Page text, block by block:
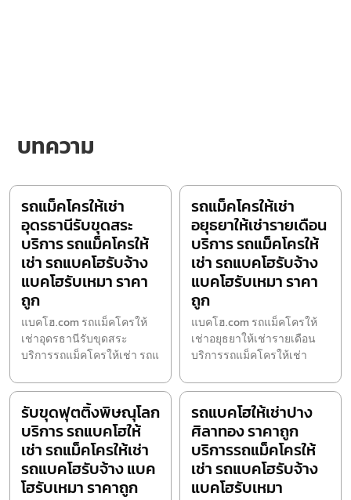
บทความ
รถแม็คโครให้เช่า
อุดรธานีรับขุดสระ
บริการ รถแม็คโครให้
เช่า รถแบคโฮรับจ้าง
แบคโฮรับเหมา ราคา
ถูก
แบคโฮ.com รถแม็คโครให้
เช่าอุดรธานีรับขุดสระ
บริการรถแม็คโครให้เช่า รถแ
รถแม็คโครให้เช่า
อยุธยาให้เช่ารายเดือน
บริการ รถแม็คโครให้
เช่า รถแบคโฮรับจ้าง
แบคโฮรับเหมา ราคา
ถูก
แบคโฮ.com รถแม็คโครให้
เช่าอยุธยาให้เช่ารายเดือน
บริการรถแม็คโครให้เช่า
รับขุดฟุตติ้งพิษณุโลก
บริการ รถแบคโฮให้
เช่า รถแม็คโครให้เช่า
รถแบคโฮรับจ้าง แบค
โฮรับเหมา ราคาถูก
รถแบคโฮให้เช่าปาง
ศิลาทอง ราคาถูก
บริการรถแม็คโครให้
เช่า รถแบคโฮรับจ้าง
แบคโฮรับเหมา